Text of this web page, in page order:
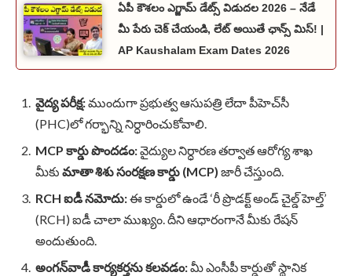
ఏపీ కౌశలం ఎగ్జామ్ డేట్స్ విడుదల 2026 – నేడే
మీ పేరు చెక్ చేయండి, లేట్ అయితే ఛాన్స్ మిస్! |
AP Kaushalam Exam Dates 2026
వైద్య పరీక్ష:ముందుగా ప్రభుత్వ ఆసుపత్రి లేదా పీహెచ్‌సీ
(PHC)లో గర్భాన్ని నిర్ధారించుకోవాలి.
MCP కార్డు పొందడం:వైద్యుల నిర్ధారణ తర్వాత ఆరోగ్య శాఖ
మీకు మాతా శిశు సంరక్షణ కార్డు (MCP) జారీ చేస్తుంది.
RCH ఐడీ నమోదు:ఈ కార్డులో ఉండే ‘రీ ప్రొడక్ట్ అండ్ చైల్డ్ హెల్త్’
(RCH) ఐడీ చాలా ముఖ్యం. దీని ఆధారంగానే మీకు రేషన్
అందుతుంది.
అంగన్‌వాడీ కార్యకర్తను కలవడం:మీ ఎంసీపీ కార్డుతో స్థానిక